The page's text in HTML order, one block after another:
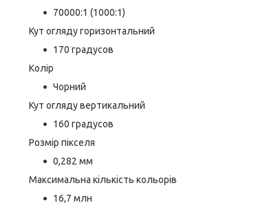
70000:1 (1000:1)
Кут огляду горизонтальний
170 градусов
Колір
Чорний
Кут огляду вертикальний
160 градусов
Розмір пікселя
0,282 мм
Максимальна кількість кольорів
16,7 млн